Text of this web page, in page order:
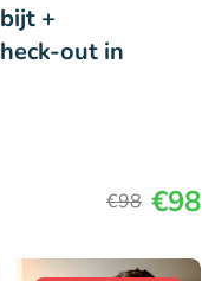
+
out in
€98 €98